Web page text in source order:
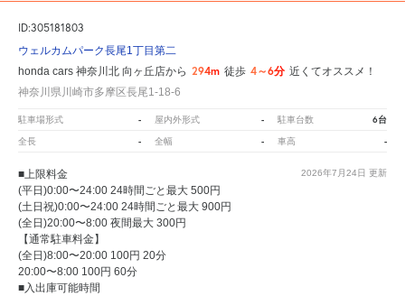
ID:305181803
ウェルカムパーク長尾1丁目第二
honda cars 神奈川北 向ヶ丘店から 294m 徒歩 4～6分 近くてオススメ！
神奈川県川崎市多摩区長尾1-18-6
駐車場形式 - 屋内外形式 - 駐車台数 6台
全長 - 全幅 - 車高 -
2026年7月24日 更新
■上限料金
(平日)0:00〜24:00 24時間ごと最大 500円
(土日祝)0:00〜24:00 24時間ごと最大 900円
(全日)20:00〜8:00 夜間最大 300円
【通常駐車料金】
(全日)8:00〜20:00 100円 20分
20:00〜8:00 100円 60分
■入出庫可能時間